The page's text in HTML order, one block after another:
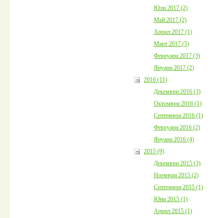
Юли 2017 (2)
Май 2017 (2)
Април 2017 (1)
Март 2017 (5)
Февруари 2017 (3)
Януари 2017 (2)
2016 (11)
Декември 2016 (3)
Октомври 2016 (1)
Септември 2016 (1)
Февруари 2016 (2)
Януари 2016 (4)
2015 (9)
Декември 2015 (3)
Ноември 2015 (2)
Септември 2015 (1)
Юни 2015 (1)
Април 2015 (1)